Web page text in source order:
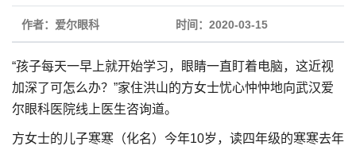
作者：爱尔眼科 时间：2020-03-15
“孩子每天一早上就开始学习，眼睛一直盯着电脑，这近视
加深了可怎么办？”家住洪山的方女士忧心忡忡地向武汉爱
尔眼科医院线上医生咨询道。
方女士的儿子寒寒（化名）今年10岁，读四年级的寒寒去年